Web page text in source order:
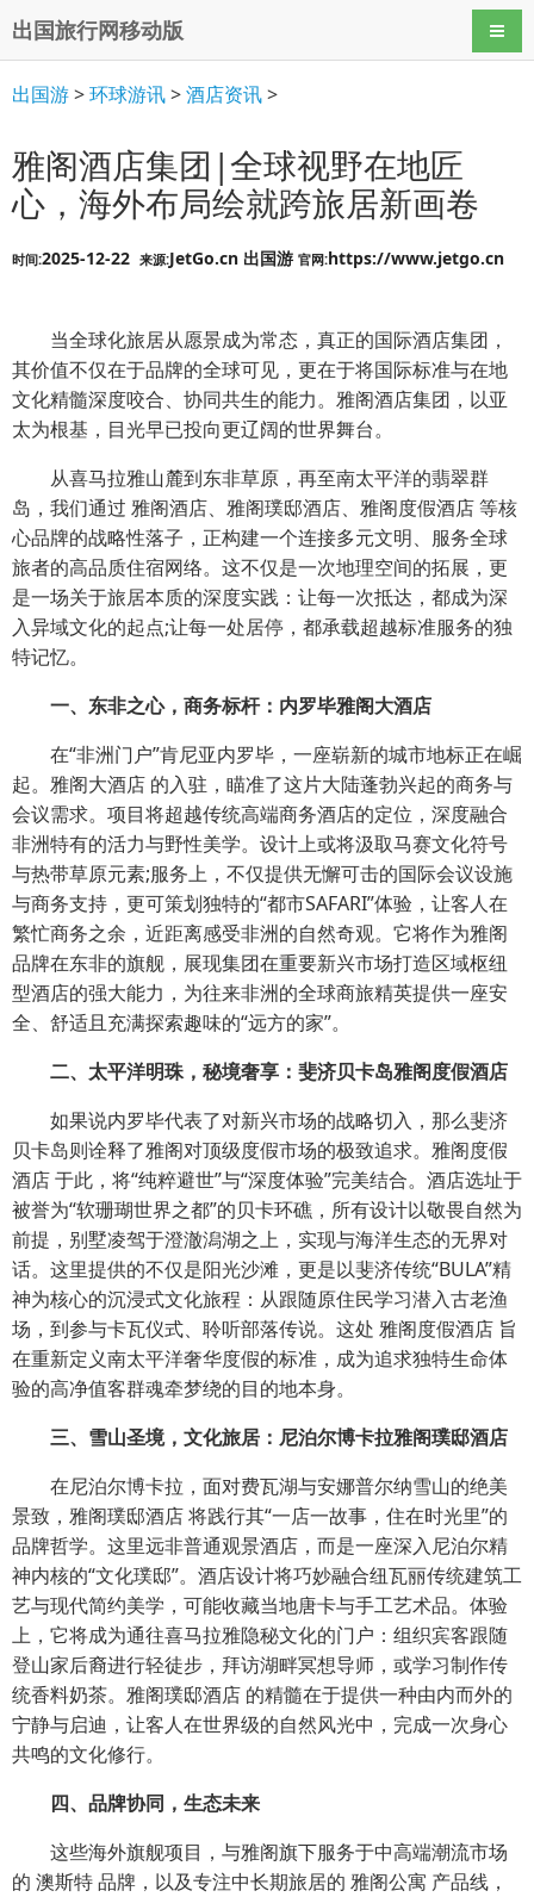
出国旅行网移动版 导航
出国游>环球游讯>酒店资讯>
雅阁酒店集团|全球视野在地匠
心，海外布局绘就跨旅居新画卷
时间:2025-12-22 来源:JetGo.cn 出国游 官网:https://www.jetgo.cn
当全球化旅居从愿景成为常态，真正的国际酒店集团，
其价值不仅在于品牌的全球可见，更在于将国际标准与在地
文化精髓深度咬合、协同共生的能力。雅阁酒店集团，以亚
太为根基，目光早已投向更辽阔的世界舞台。
从喜马拉雅山麓到东非草原，再至南太平洋的翡翠群
岛，我们通过 雅阁酒店、雅阁璞邸酒店、雅阁度假酒店 等核
心品牌的战略性落子，正构建一个连接多元文明、服务全球
旅者的高品质住宿网络。这不仅是一次地理空间的拓展，更
是一场关于旅居本质的深度实践：让每一次抵达，都成为深
入异域文化的起点;让每一处居停，都承载超越标准服务的独
特记忆。
一、东非之心，商务标杆：内罗毕雅阁大酒店
在“非洲门户”肯尼亚内罗毕，一座崭新的城市地标正在崛
起。雅阁大酒店 的入驻，瞄准了这片大陆蓬勃兴起的商务与
会议需求。项目将超越传统高端商务酒店的定位，深度融合
非洲特有的活力与野性美学。设计上或将汲取马赛文化符号
与热带草原元素;服务上，不仅提供无懈可击的国际会议设施
与商务支持，更可策划独特的“都市SAFARI”体验，让客人在
繁忙商务之余，近距离感受非洲的自然奇观。它将作为雅阁
品牌在东非的旗舰，展现集团在重要新兴市场打造区域枢纽
型酒店的强大能力，为往来非洲的全球商旅精英提供一座安
全、舒适且充满探索趣味的“远方的家”。
二、太平洋明珠，秘境奢享：斐济贝卡岛雅阁度假酒店
如果说内罗毕代表了对新兴市场的战略切入，那么斐济
贝卡岛则诠释了雅阁对顶级度假市场的极致追求。雅阁度假
酒店 于此，将“纯粹避世”与“深度体验”完美结合。酒店选址于
被誉为“软珊瑚世界之都”的贝卡环礁，所有设计以敬畏自然为
前提，别墅凌驾于澄澈潟湖之上，实现与海洋生态的无界对
话。这里提供的不仅是阳光沙滩，更是以斐济传统“BULA”精
神为核心的沉浸式文化旅程：从跟随原住民学习潜入古老渔
场，到参与卡瓦仪式、聆听部落传说。这处 雅阁度假酒店 旨
在重新定义南太平洋奢华度假的标准，成为追求独特生命体
验的高净值客群魂牵梦绕的目的地本身。
三、雪山圣境，文化旅居：尼泊尔博卡拉雅阁璞邸酒店
在尼泊尔博卡拉，面对费瓦湖与安娜普尔纳雪山的绝美
景致，雅阁璞邸酒店 将践行其“一店一故事，住在时光里”的
品牌哲学。这里远非普通观景酒店，而是一座深入尼泊尔精
神内核的“文化璞邸”。酒店设计将巧妙融合纽瓦丽传统建筑工
艺与现代简约美学，可能收藏当地唐卡与手工艺术品。体验
上，它将成为通往喜马拉雅隐秘文化的门户：组织宾客跟随
登山家后裔进行轻徒步，拜访湖畔冥想导师，或学习制作传
统香料奶茶。雅阁璞邸酒店 的精髓在于提供一种由内而外的
宁静与启迪，让客人在世界级的自然风光中，完成一次身心
共鸣的文化修行。
四、品牌协同，生态未来
这些海外旗舰项目，与雅阁旗下服务于中高端潮流市场
的 澳斯特 品牌，以及专注中长期旅居的 雅阁公寓 产品线，